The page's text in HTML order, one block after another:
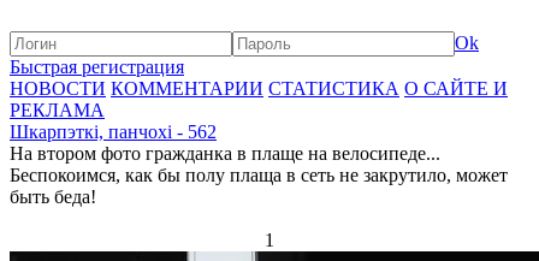
Ok
Быстрая регистрация
НОВОСТИ КОММЕНТАРИИ СТАТИСТИКА О САЙТЕ И
РЕКЛАМА
Шкарпэткі, панчохі - 562
На втором фото гражданка в плаще на велосипеде...
Беспокоимся, как бы полу плаща в сеть не закрутило, может
быть беда!
1